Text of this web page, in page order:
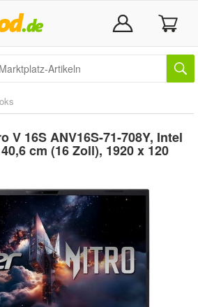
V 16S ANV16S-71-708Y, Intel
cm (16 Zoll), 1920 x 120